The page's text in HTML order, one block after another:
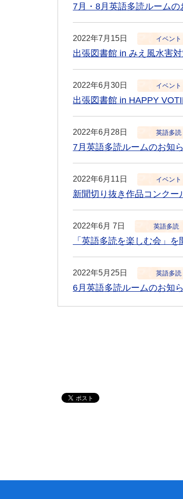
7月・8月英語多読ルームの
2022年7月15日 イベント
出張図書館 in みえ風水害
2022年6月30日 イベント
出張図書館 in HAPPY
2022年6月28日 英語多読
7月英語多読ルームのお知
2022年6月11日 イベント
新聞切り抜き作品コンク
2022年6月 7日 英語多読
「英語多読を楽しむ会」を
2022年5月25日 英語多読
6月英語多読ルームのお知